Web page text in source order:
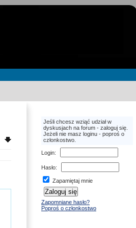
Jeśli chcesz wziąć udział w
dyskusjach na forum - zaloguj się.
Jeżeli nie masz loginu - poproś o
członkostwo.
Login:
Hasło:
Zapamiętaj mnie
Zapomniane hasło?
Poproś o członkostwo